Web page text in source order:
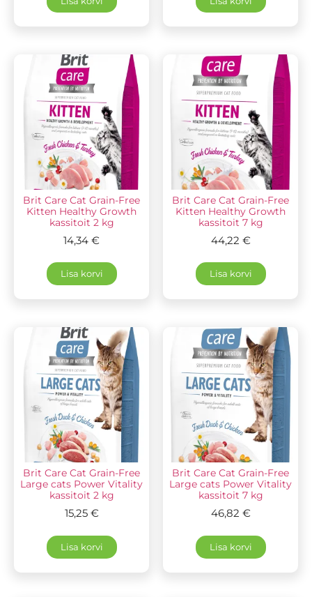
Brit Care Cat Grain-Free
Kitten Healthy Growth
kassitoit 2 kg
14,34 €
Lisa korvi
Brit Care Cat Grain-Free
Kitten Healthy Growth
kassitoit 7 kg
44,22 €
Lisa korvi
Brit Care Cat Grain-Free
Large cats Power Vitality
kassitoit 2 kg
15,25 €
Lisa korvi
Brit Care Cat Grain-Free
Large cats Power Vitality
kassitoit 7 kg
46,82 €
Lisa korvi